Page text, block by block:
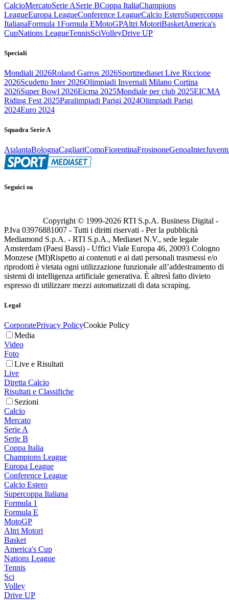
CalcioMercatoSerie ASerie BCoppa ItaliaChampions
LeagueEuropa LeagueConference LeagueCalcio EsteroSupercoppa
ItalianaFormula 1Formula EMotoGPAltri MotoriBasketAmerica's
CupNations LeagueTennisSciVolleyDrive UP
Speciali
Mondiali 2026Roland Garros 2026Sportmediaset Live Riccione
2026Scudetto Inter 2026Olimpiadi Invernali Milano Cortina
2026Super Bowl 2026Eicma 2025Mondiale per club 2025EICMA
Riding Fest 2025Paralimpiadi Parigi 2024Olimpiadi Parigi
2024Euro 2024
Squadra Serie A
AtalantaBolognaCagliariComoFiorentinaFrosinoneGenoaInter
Seguici su
Copyright © 1999-2026 RTI S.p.A. Business Digital -
P.Iva 03976881007 - Tutti i diritti riservati - Per la pubblicità
Mediamond S.p.A. - RTI S.p.A., Mediaset N.V., sede legale
Amsterdam (Paesi Bassi) - Uffici Viale Europa 46, 20093 Cologno
Monzese (MI)Rispetto ai contenuti e ai dati personali trasmessi e/o
riprodotti è vietata ogni utilizzazione funzionale all’addestramento di
sistemi di intelligenza artificiale generativa. È altresì fatto divieto
espresso di utilizzare mezzi automatizzati di data scraping.
Legal
CorporatePrivacy PolicyCookie Policy
Media
Video
Foto
Live e Risultati
Live
Diretta Calcio
Risultati e Classifiche
Sezioni
Calcio
Mercato
Serie A
Serie B
Coppa Italia
Champions League
Europa League
Conference League
Calcio Estero
Supercoppa Italiana
Formula 1
Formula E
MotoGP
Altri Motori
Basket
America's Cup
Nations League
Tennis
Sci
Volley
Drive UP